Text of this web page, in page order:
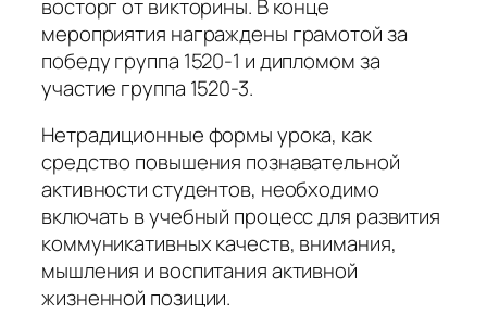
восторг от викторины. В конце
мероприятия награждены грамотой за
победу группа 1520-1 и дипломом за
участие группа 1520-3.
Нетрадиционные формы урока, как
средство повышения познавательной
активности студентов, необходимо
включать в учебный процесс для развития
коммуникативных качеств, внимания,
мышления и воспитания активной
жизненной позиции.